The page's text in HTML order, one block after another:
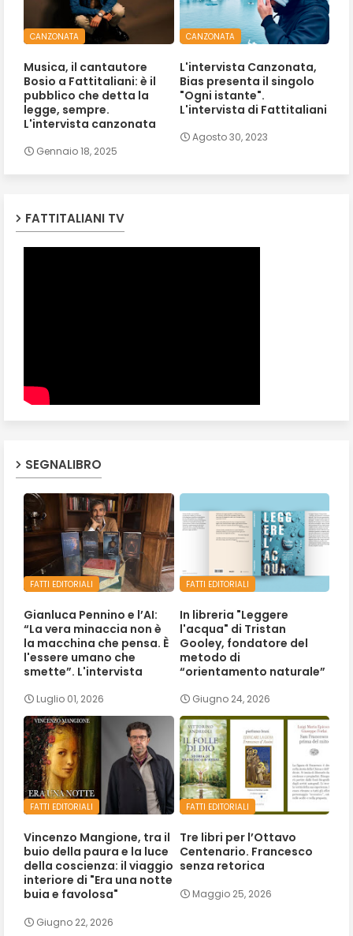
CANZONATA
Musica, il cantautore
Bosio a Fattitaliani: è il
pubblico che detta la
legge, sempre.
L'intervista canzonata
Gennaio 18, 2025
CANZONATA
L'intervista Canzonata,
Bias presenta il singolo
"Ogni istante".
L'intervista di Fattitaliani
Agosto 30, 2023
FATTITALIANI TV
SEGNALIBRO
FATTI EDITORIALI
Gianluca Pennino e l’AI:
“La vera minaccia non è
la macchina che pensa. È
l'essere umano che
smette”. L'intervista
Luglio 01, 2026
FATTI EDITORIALI
In libreria "Leggere
l'acqua" di Tristan
Gooley, fondatore del
metodo di
“orientamento naturale”
Giugno 24, 2026
FATTI EDITORIALI
Vincenzo Mangione, tra il
buio della paura e la luce
della coscienza: il viaggio
interiore di "Era una notte
buia e favolosa"
Giugno 22, 2026
FATTI EDITORIALI
Tre libri per l’Ottavo
Centenario. Francesco
senza retorica
Maggio 25, 2026